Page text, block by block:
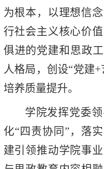
为根本，以理想信
行社会主义核心价
俱进的党建和思政
人格局，创设“党建
培养质量提升。
学院发挥党委
化“四责协同”，落
建引领推动学院事